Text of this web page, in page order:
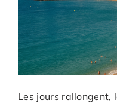
Les jours rallongent,